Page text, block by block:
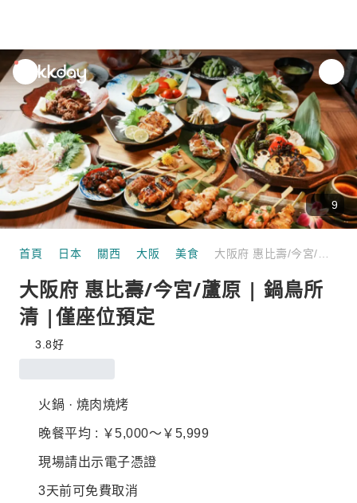
unread
notifications
9
首頁 日本 關西 大阪 美食
大阪府 惠比壽/今宮/蘆原 | 鍋鳥所
清 |僅座位預定
3.8好
火鍋 · 燒肉燒烤
晚餐平均 : ￥5,000～￥5,999
現場請出示電子憑證
3天前可免費取消